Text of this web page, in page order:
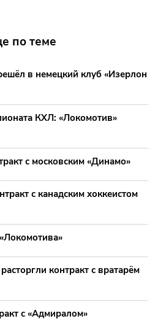
по теме
в немецкий клуб «Изерлон
КХЛ: «Локомотив»
с московским «Динамо»
с канадским хоккеистом
контракт с вратарём
с «Адмиралом»